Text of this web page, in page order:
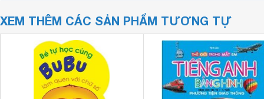
XEM THÊM CÁC SẢN PHẨM TƯƠNG TỰ